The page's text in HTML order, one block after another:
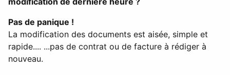
Pas de panique !
La modification des documents est aisée, simple et
rapide.... ...pas de contrat ou de facture à rédiger à
nouveau.